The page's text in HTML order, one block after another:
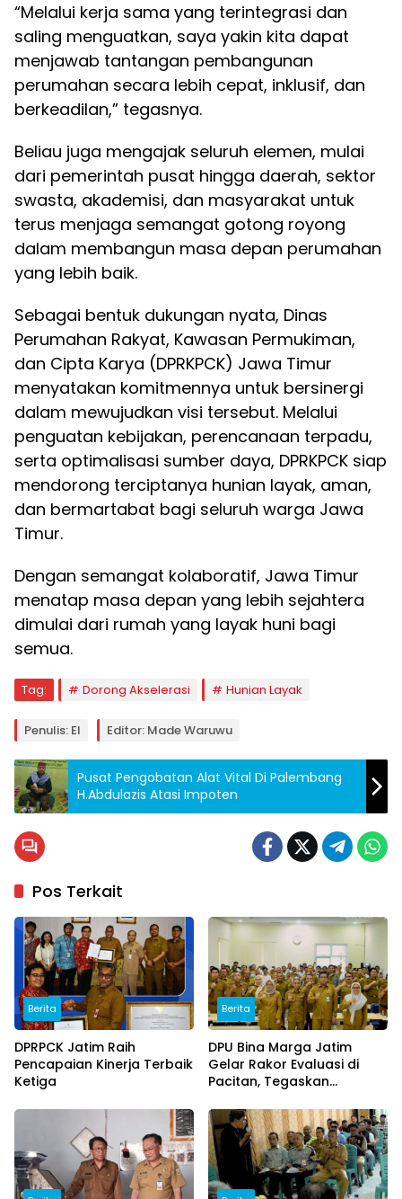
“Melalui kerja sama yang terintegrasi dan
saling menguatkan, saya yakin kita dapat
menjawab tantangan pembangunan
perumahan secara lebih cepat, inklusif, dan
berkeadilan,” tegasnya.
Beliau juga mengajak seluruh elemen, mulai
dari pemerintah pusat hingga daerah, sektor
swasta, akademisi, dan masyarakat untuk
terus menjaga semangat gotong royong
dalam membangun masa depan perumahan
yang lebih baik.
Sebagai bentuk dukungan nyata, Dinas
Perumahan Rakyat, Kawasan Permukiman,
dan Cipta Karya (DPRKPCK) Jawa Timur
menyatakan komitmennya untuk bersinergi
dalam mewujudkan visi tersebut. Melalui
penguatan kebijakan, perencanaan terpadu,
serta optimalisasi sumber daya, DPRKPCK siap
mendorong terciptanya hunian layak, aman,
dan bermartabat bagi seluruh warga Jawa
Timur.
Dengan semangat kolaboratif, Jawa Timur
menatap masa depan yang lebih sejahtera
dimulai dari rumah yang layak huni bagi
semua.
Tag: Dorong Akselerasi Hunian Layak
Penulis: El Editor: Made Waruwu
Pusat Pengobatan Alat Vital Di Palembang
H.Abdulazis Atasi Impoten
Pos Terkait
Berita
DPRPCK Jatim Raih
Pencapaian Kinerja Terbaik
Ketiga
Berita
DPU Bina Marga Jatim
Gelar Rakor Evaluasi di
Pacitan, Tegaskan
Program